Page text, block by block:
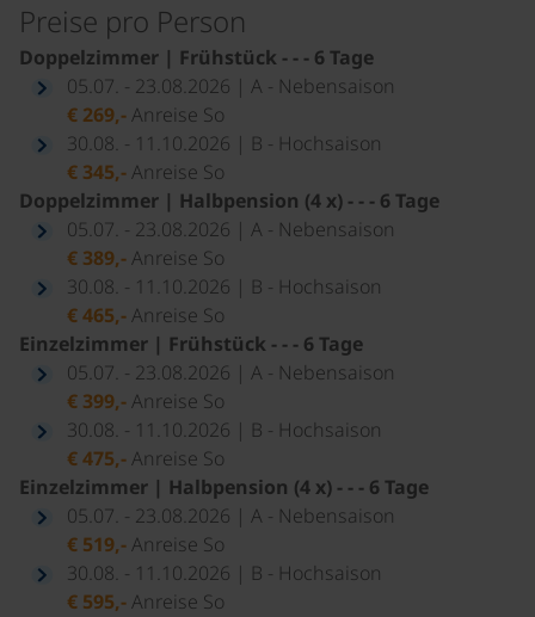
Preise pro Person
Doppelzimmer | Frühstück - - - 6 Tage
05.07. - 23.08.2026 | A - Nebensaison
€ 269,-Anreise So
30.08. - 11.10.2026 | B - Hochsaison
€ 345,-Anreise So
Doppelzimmer | Halbpension (4 x) - - - 6 Tage
05.07. - 23.08.2026 | A - Nebensaison
€ 389,-Anreise So
30.08. - 11.10.2026 | B - Hochsaison
€ 465,-Anreise So
Einzelzimmer | Frühstück - - - 6 Tage
05.07. - 23.08.2026 | A - Nebensaison
€ 399,-Anreise So
30.08. - 11.10.2026 | B - Hochsaison
€ 475,-Anreise So
Einzelzimmer | Halbpension (4 x) - - - 6 Tage
05.07. - 23.08.2026 | A - Nebensaison
€ 519,-Anreise So
30.08. - 11.10.2026 | B - Hochsaison
€ 595,-Anreise So